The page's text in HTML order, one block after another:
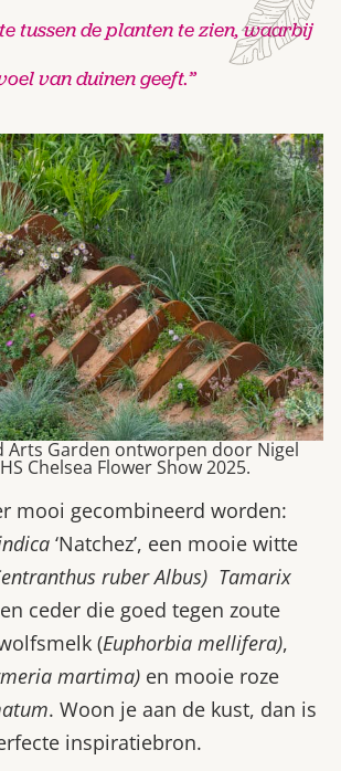
tussen de planten te zien, waarbij
van duinen geeft.”
Arts Garden ontworpen door Nigel
Chelsea Flower Show 2025.
mooi gecombineerd worden:
‘Natchez’, een mooie witte
ruber Albus) Tamarix
ceder die goed tegen zoute
(Euphorbia mellifera),
martima) en mooie roze
. Woon je aan de kust, dan is
inspiratiebron.